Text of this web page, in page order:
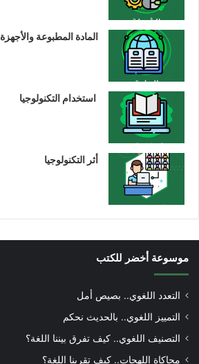
المادة المطبوعة والأجهزة
استخدام التكنولوجيا
أثر التكنولوجيا
موسوعة أخضر للكتب
التعدد اللغوي.. بصيص أمل
التمييز اللغوي.. بالحديث نحكم
التصنيف اللغوي.. كيف تفرق بيننا اللغة؟
محاكاة اللهجات.. كيف تقربنا اللغة؟